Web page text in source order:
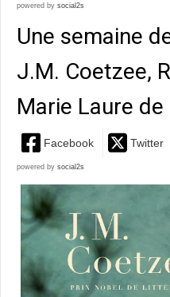
powered by social2s
Une semaine
J.M. Coetzee,
Marie Laure
Facebook Twitter
powered by social2s